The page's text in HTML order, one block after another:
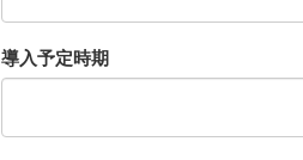
導入予定時期